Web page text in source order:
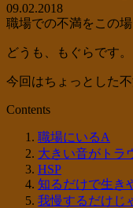
09.02.2018
職場での不満をこの
どうも、もぐらです。
今回はちょっとした
Contents
職場にいるA
大きい音がトラ
HSP
知るだけで生き
我慢するだけじ